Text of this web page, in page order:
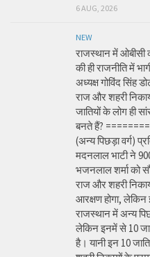
6 AUG, 2026
NEW
राजस्थान में ओबीसी
की ही राजनीति में
अध्यक्ष गोविंद सिंह
राज और शहरी
जातियों के लोग ही
बनते हैं?
(अन्य पिछड़ा वर्ग)
मदनलाल भाटी ने
भजनलाल शर्मा को
राज और शहरी
आरक्षण होगा, लेकिन
राजस्थान में अन्य
लेकिन इनमें से 10
है। यानी इन 10